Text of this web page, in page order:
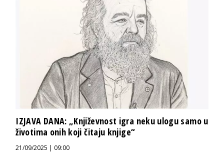
IZJAVA DANA: „Književnost igra neku ulogu samo u
životima onih koji čitaju knjige“
21/09/2025 | 09:00